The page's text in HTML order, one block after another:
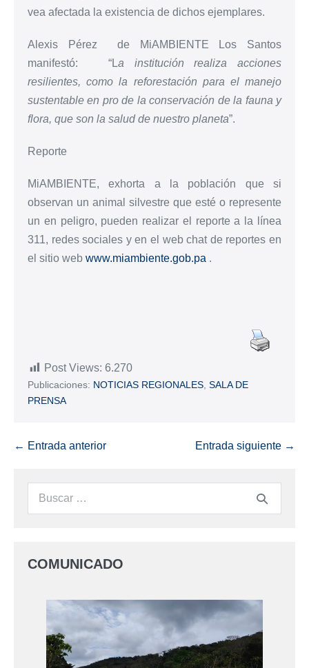
vea afectada la existencia de dichos ejemplares.
Alexis Pérez de MiAMBIENTE Los Santos
manifestó: “La institución realiza acciones
resilientes, como la reforestación para el manejo
sustentable en pro de la conservación de la fauna y
flora, que son la salud de nuestro planeta”.
Reporte
MiAMBIENTE, exhorta a la población que si
observan un animal silvestre que esté o represente
un en peligro, pueden realizar el reporte a la línea
311, redes sociales y en el web chat de reportes en
el sitio web www.miambiente.gob.pa .
Post Views: 6.270
Publicaciones: NOTICIAS REGIONALES SALA DE
PRENSA
← Entrada anterior Entrada siguiente →
COMUNICADO